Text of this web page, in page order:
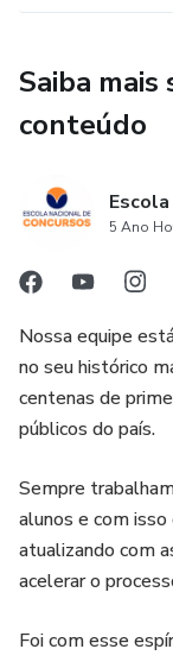
Saiba mais
conteúdo
5 Ano
Nossa equipe
no seu histórico
centenas de
públicos do país.
Sempre
alunos e com
atualizando com
acelerar o
Foi com esse